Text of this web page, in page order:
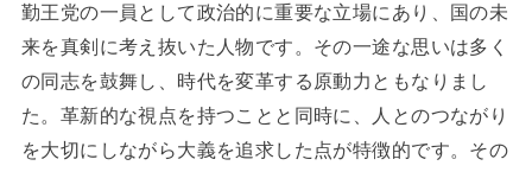
勤王党の一員として政治的に重要な立場にあり、国の未
来を真剣に考え抜いた人物です。その一途な思いは多く
の同志を鼓舞し、時代を変革する原動力ともなりまし
た。革新的な視点を持つことと同時に、人とのつながり
を大切にしながら大義を追求した点が特徴的です。その